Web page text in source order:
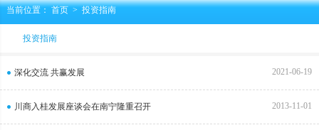
当前位置： 首页> 投资指南
投资指南
深化交流 共赢发展 2021-06-19
川商入桂发展座谈会在南宁隆重召开 2013-11-01